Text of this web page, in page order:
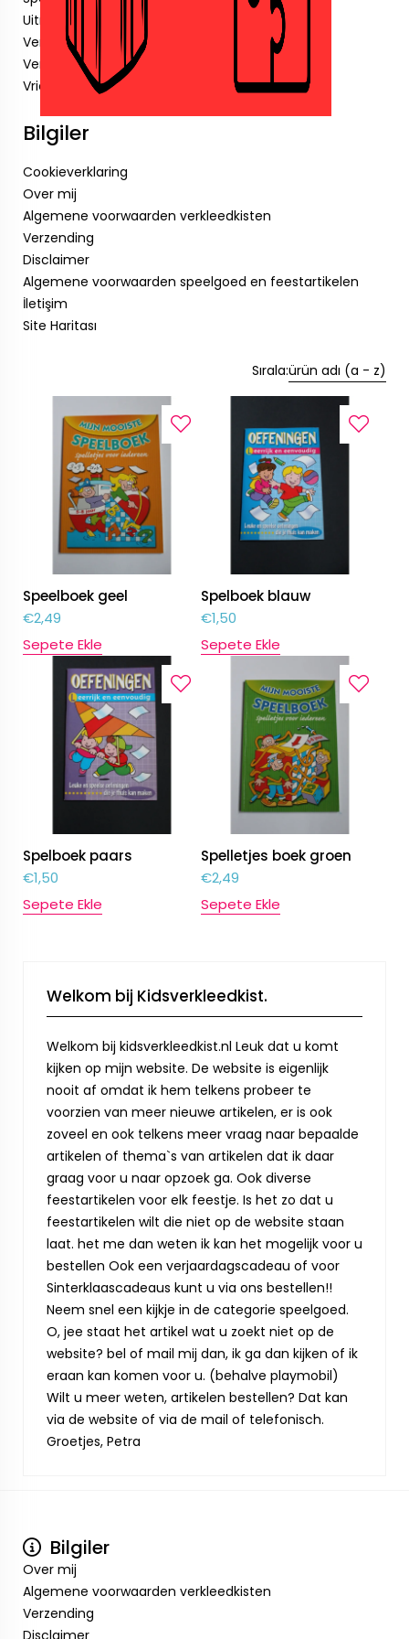
Uitnodigingen
Verjaardagskaarsjes
Verkleedkisten.
Vriendenboekjes
Bilgiler
Cookieverklaring
Over mij
Algemene voorwaarden verkleedkisten
Verzending
Disclaimer
Algemene voorwaarden speelgoed en feestartikelen
İletişim
Site Haritası
Sırala:ürün adı (a - z)
Speelboek geel
€2,49
Sepete Ekle
Spelboek blauw
€1,50
Sepete Ekle
Spelboek paars
€1,50
Sepete Ekle
Spelletjes boek groen
€2,49
Sepete Ekle
Welkom bij Kidsverkleedkist.
Welkom bij kidsverkleedkist.nl Leuk dat u komt
kijken op mijn website. De website is eigenlijk
nooit af omdat ik hem telkens probeer te
voorzien van meer nieuwe artikelen, er is ook
zoveel en ook telkens meer vraag naar bepaalde
artikelen of thema`s van artikelen dat ik daar
graag voor u naar opzoek ga. Ook diverse
feestartikelen voor elk feestje. Is het zo dat u
feestartikelen wilt die niet op de website staan
laat. het me dan weten ik kan het mogelijk voor u
bestellen Ook een verjaardagscadeau of voor
Sinterklaascadeaus kunt u via ons bestellen!!
Neem snel een kijkje in de categorie speelgoed.
O, jee staat het artikel wat u zoekt niet op de
website? bel of mail mij dan, ik ga dan kijken of ik
eraan kan komen voor u. (behalve playmobil)
Wilt u meer weten, artikelen bestellen? Dat kan
via de website of via de mail of telefonisch.
Groetjes, Petra
Bilgiler
Over mij
Algemene voorwaarden verkleedkisten
Verzending